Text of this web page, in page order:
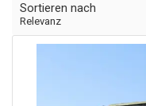
Sortieren nach
Relevanz